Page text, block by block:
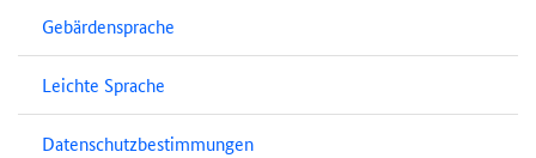
Gebärdensprache
Leichte Sprache
Datenschutzbestimmungen